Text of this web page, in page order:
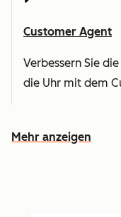
Customer Agent
Verbessern Sie
die Uhr mit dem
Mehr anzeigen